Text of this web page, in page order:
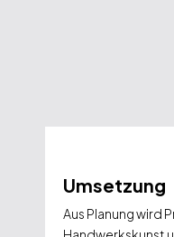
Umsetzung
Aus Planung wird